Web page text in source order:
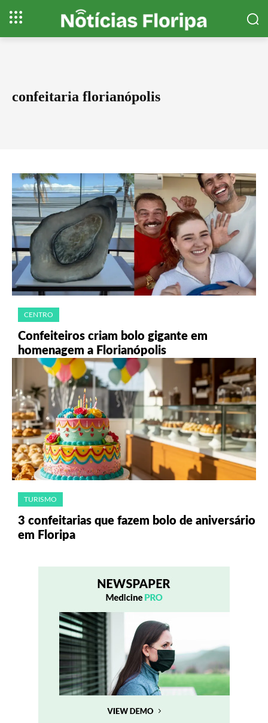
confeitaria florianópolis
CENTRO
Confeiteiros criam bolo gigante em
homenagem a Florianópolis
TURISMO
3 confeitarias que fazem bolo de aniversário
em Floripa